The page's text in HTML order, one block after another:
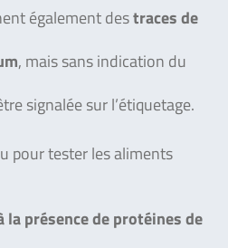
également destraces de
, mais sans indication du
signalée sur l’étiquetage.
pour tester les aliments
la présence de protéines de